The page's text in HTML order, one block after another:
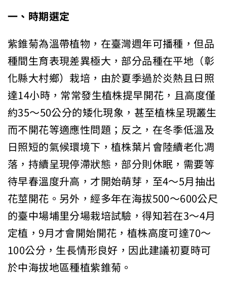
一、時期選定
紫錐菊為溫帶植物，在臺灣週年可播種，但品
種間生育表現差異極大，部分品種在平地（彰
化縣大村鄉）栽培，由於夏季過於炎熱且日照
達14小時，常常發生植株提早開花，且高度僅
約35～50公分的矮化現象，甚至植株呈現叢生
而不開花等適應性問題；反之，在冬季低溫及
日照短的氣候環境下，植株葉片會陸續老化凋
落，持續呈現停滯狀態，部分則休眠，需要等
待早春溫度升高，才開始萌芽，至4～5月抽出
花莖開花。另外，經多年在海拔500～600公尺
的臺中場埔里分場栽培試驗，得知若在3～4月
定植，9月才會開始開花，植株高度可達70～
100公分，生長情形良好，因此建議初夏時可
於中海拔地區種植紫錐菊。